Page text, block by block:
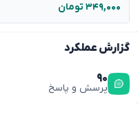
گزارش عملکرد
۹۰
پرسش و پاسخ
۳۴۹,۰۰۰ تومان